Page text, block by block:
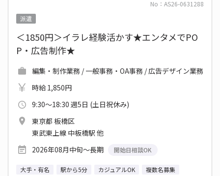
No：AS26-0631288
派遣
＜1850円＞イラレ経験活かす★エンタメでPO
P・広告制作★
編集・制作業務 / 一般事務・OA事務 / 広告デザイン業務
時給 1,850円
9:30～18:30 週5日 (土日祝休み)
東京都 板橋区
東武東上線 中板橋駅 他
2026年08月中旬～長期
開始日相談OK
大手・有名 駅から5分 カジュアルOK
複数名募集